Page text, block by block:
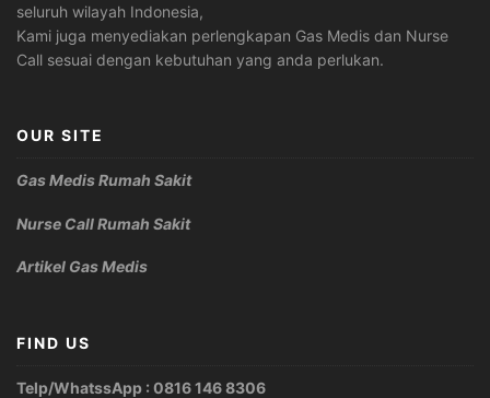
seluruh wilayah Indonesia,
Kami juga menyediakan perlengkapan Gas Medis dan Nurse
Call sesuai dengan kebutuhan yang anda perlukan.
OUR SITE
Gas Medis Rumah Sakit
Nurse Call Rumah Sakit
Artikel Gas Medis
FIND US
Telp/WhatssApp : 0816 146 8306